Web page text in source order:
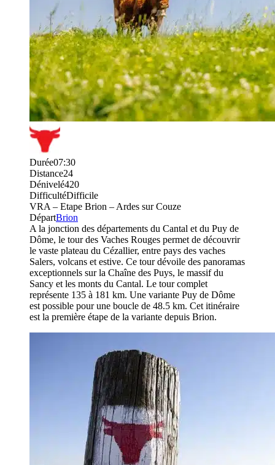
Durée07:30
Distance24
Dénivelé420
DifficultéDifficile
VRA – Etape Brion – Ardes sur Couze
DépartBrion
A la jonction des départements du Cantal et du Puy de
Dôme, le tour des Vaches Rouges permet de découvrir
le vaste plateau du Cézallier, entre pays des vaches
Salers, volcans et estive. Ce tour dévoile des panoramas
exceptionnels sur la Chaîne des Puys, le massif du
Sancy et les monts du Cantal. Le tour complet
représente 135 à 181 km. Une variante Puy de Dôme
est possible pour une boucle de 48.5 km. Cet itinéraire
est la première étape de la variante depuis Brion.